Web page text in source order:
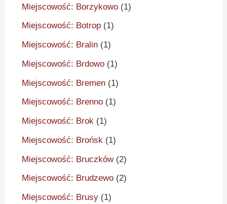
Miejscowość: Borzykowo (1)
Miejscowość: Botrop (1)
Miejscowość: Bralin (1)
Miejscowość: Brdowo (1)
Miejscowość: Bremen (1)
Miejscowość: Brenno (1)
Miejscowość: Brok (1)
Miejscowość: Brońsk (1)
Miejscowość: Bruczków(2)
Miejscowość: Brudzewo (2)
Miejscowość: Brusy (1)